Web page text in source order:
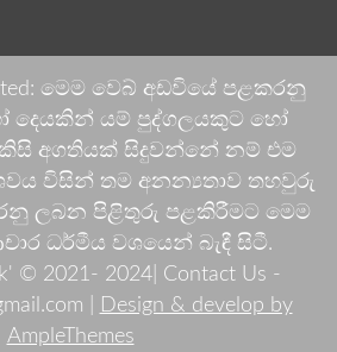
මෙම වෙබ් අඩවියේ පළකරනු
යම් පුද්ගලයකුට හෝ
අගතියක් සිදුවන්නේ නම් එම
විසින් තම අනන්‍යතාව තහවුරු
ලබන පිළිතුරු පළකිරීමට මෙම
ධර්මීය වශයෙන් බැඳී සිටී.
© 2021- 2024| Contact Us -
|
Design & develop by
AmpleThemes